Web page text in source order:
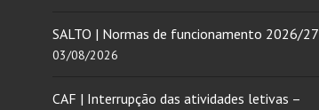
SALTO | Normas de funcionamento 2026/27
03/08/2026
CAF | Interrupção das atividades letivas –